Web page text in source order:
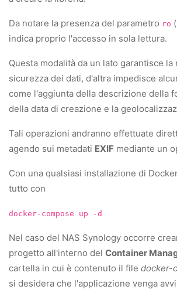
Da notare la presenza del parametro ro
indica proprio l'accesso in sola lettura.
Questa modalità da un lato garantisce la
sicurezza dei dati, d'altra impedisce
come l'aggiunta della descrizione della
della data di creazione e la
Tali operazioni andranno effettuate
agendo sui metadati EXIF mediante un
Con una qualsiasi installazione di
tutto con
docker-compose up -d
Nel caso del NAS Synology occorre
progetto all'interno del Container
cartella in cui è contenuto il file docker-
si desidera che l'applicazione venga